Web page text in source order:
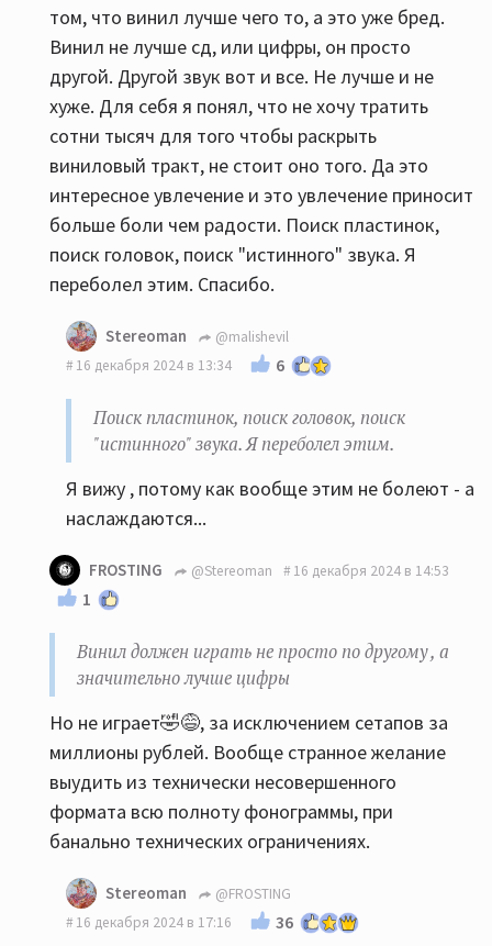
том, что винил лучше чего то, а это уже бред.
Винил не лучше сд, или цифры, он просто
другой. Другой звук вот и все. Не лучше и не
хуже. Для себя я понял, что не хочу тратить
сотни тысяч для того чтобы раскрыть
виниловый тракт, не стоит оно того. Да это
интересное увлечение и это увлечение приносит
больше боли чем радости. Поиск пластинок,
поиск головок, поиск "истинного" звука. Я
переболел этим. Спасибо.
Stereoman
@malishevil
16 декабря 2024 в 13:34
6
Поиск пластинок, поиск головок, поиск
"истинного" звука. Я переболел этим.
Я вижу , потому как вообще этим не болеют - а
наслаждаются...
FROSTING @Stereoman 16 декабря 2024 в 14:53
1
Винил должен играть не просто по другому , а
значительно лучше цифры
Но не играет🤣😅, за исключением сетапов за
миллионы рублей. Вообще странное желание
выудить из технически несовершенного
формата всю полноту фонограммы, при
банально технических ограничениях.
Stereoman
@FROSTING
16 декабря 2024 в 17:16
36